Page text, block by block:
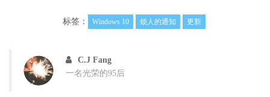
标签： Windows 10 烦人的通知 更新
C.J Fang
一名光荣的95后